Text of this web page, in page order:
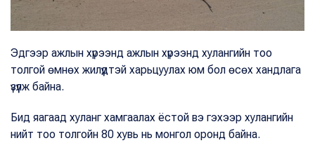
Эдгээр ажлын хүрээнд ажлын хүрээнд хулангийн тоо
толгой өмнөх жилүүдтэй харьцуулах юм бол өсөх хандлага
үзүүлж байна.
Бид яагаад хуланг хамгаалах ёстой вэ гэхээр хулангийн
нийт тоо толгойн 80 хувь нь монгол оронд байна.